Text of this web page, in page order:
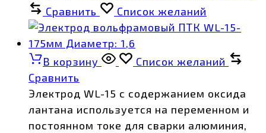
Сравнить
Список желаний
В корзину
Список желаний
Сравнить
Электрод WL-15 с содержанием оксида
лантана используется на переменном и
постоянном токе для сварки алюминия,